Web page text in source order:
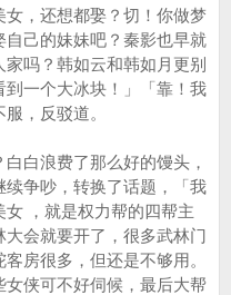
，还想都娶？切！你做梦
己的妹妹吧？秦影也早就
吗？韩如云和韩如月更别
一个大冰块！」「靠！我
，反驳道。
白浪费了那么好的馒头，
争吵，转换了话题，「我
，就是权力帮的四帮主
会就要开了，很多武林门
房很多，但还是不够用。
侠可不好伺候，最后大帮